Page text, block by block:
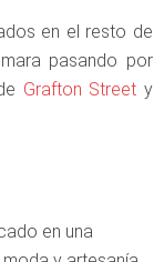
en el resto de
pasando por
Grafton Street y
en una